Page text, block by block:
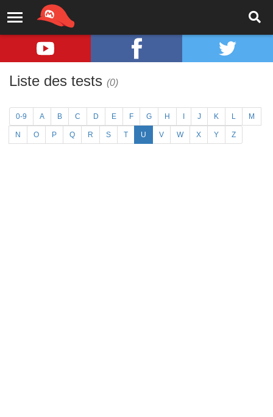
Liste des tests (0)
0-9 A B C D E F G H J K L M
N O P Q R S T U V W X Y Z